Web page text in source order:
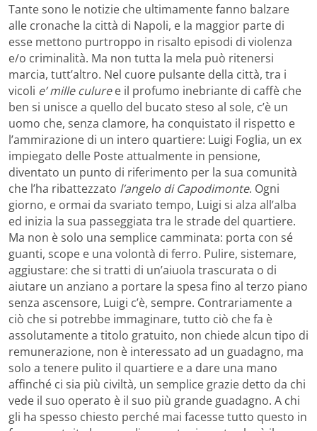
Tante sono le notizie che ultimamente fanno balzare
alle cronache la città di Napoli, e la maggior parte di
esse mettono purtroppo in risalto episodi di violenza
e/o criminalità. Ma non tutta la mela può ritenersi
marcia, tutt’altro. Nel cuore pulsante della città, tra i
vicoli e’ mille culuree il profumo inebriante di caffè che
ben si unisce a quello del bucato steso al sole, c’è un
uomo che, senza clamore, ha conquistato il rispetto e
l’ammirazione di un intero quartiere: Luigi Foglia, un ex
impiegato delle Poste attualmente in pensione,
diventato un punto di riferimento per la sua comunità
che l’ha ribattezzato l’angelo di Capodimonte. Ogni
giorno, e ormai da svariato tempo, Luigi si alza all’alba
ed inizia la sua passeggiata tra le strade del quartiere.
Ma non è solo una semplice camminata: porta con sé
guanti, scope e una volontà di ferro. Pulire, sistemare,
aggiustare: che si tratti di un’aiuola trascurata o di
aiutare un anziano a portare la spesa fino al terzo piano
senza ascensore, Luigi c’è, sempre. Contrariamente a
ciò che si potrebbe immaginare, tutto ciò che fa è
assolutamente a titolo gratuito, non chiede alcun tipo di
remunerazione, non è interessato ad un guadagno, ma
solo a tenere pulito il quartiere e a dare una mano
affinché ci sia più civiltà, un semplice grazie detto da chi
vede il suo operato è il suo più grande guadagno. A chi
gli ha spesso chiesto perché mai facesse tutto questo in